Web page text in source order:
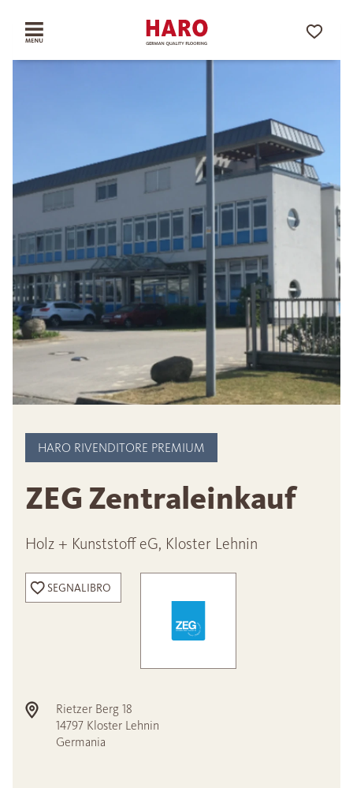
HARO RIVENDITORE PREMIUM
ZEG Zentraleinkauf
Holz + Kunststoff eG, Kloster Lehnin
SEGNALIBRO
Rietzer Berg 18
14797 Kloster Lehnin
Germania